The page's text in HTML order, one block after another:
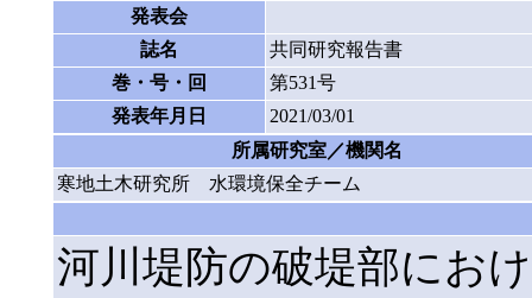
発表会
誌名
共同研究報告書
巻・号・回
第531号
発表年月日
2021/03/01
所属研究室／機関名
寒地土木研究所 水環境保全チーム
河川堤防の破堤部にお